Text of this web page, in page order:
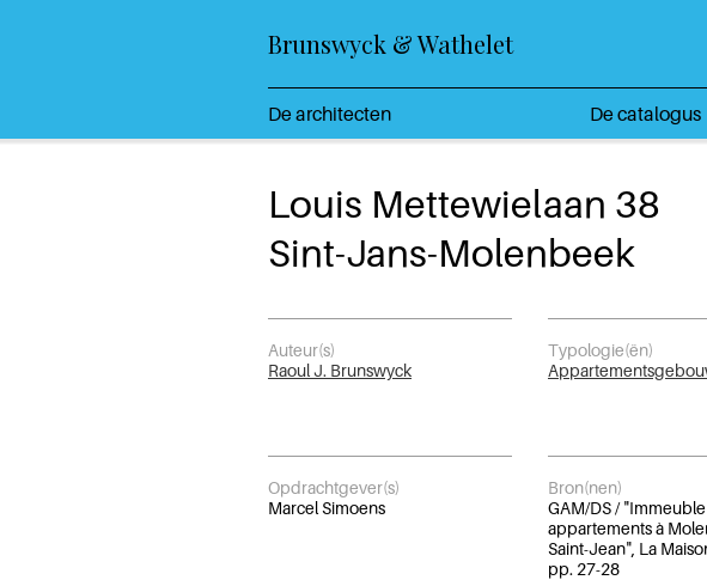
Brunswyck & Wathelet
De architecten De catalogus
Louis Mettewielaan 38
Sint-Jans-Molenbeek
Auteur(s)
Raoul J. Brunswyck
Typologie(ën)
Opdrachtgever(s)
Marcel Simoens
Bron(nen)
GAM/DS /
appartements à
Saint-Jean", La
pp. 27-28